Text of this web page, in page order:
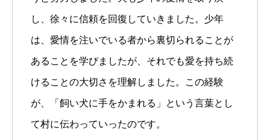
し、徐々に信頼を回復していきました。少年
は、愛情を注いでいる者から裏切られることが
あることを学びましたが、それでも愛を持ち続
けることの大切さを理解しました。この経験
が、「飼い犬に手をかまれる」という言葉とし
て村に伝わっていったのです。